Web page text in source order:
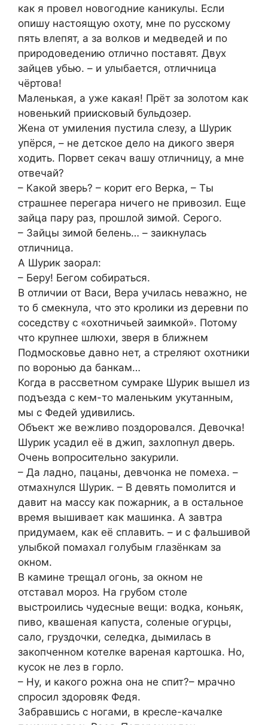
как я провел новогодние каникулы. Если
опишу настоящую охоту, мне по русскому
пять влепят, а за волков и медведей и по
природоведению отлично поставят. Двух
зайцев убью. – и улыбается, отличница
чёртова!
Маленькая, а уже какая! Прёт за золотом как
новенький приисковый бульдозер.
Жена от умиления пустила слезу, а Шурик
упёрся, – не детское дело на дикого зверя
ходить. Порвет секач вашу отличницу, а мне
отвечай?
– Какой зверь? – корит его Верка, – Ты
страшнее перегара ничего не привозил. Еще
зайца пару раз, прошлой зимой. Серого.
– Зайцы зимой белень… – заикнулась
отличница.
А Шурик заорал:
– Беру! Бегом собираться.
В отличии от Васи, Вера училась неважно, не
то б смекнула, что это кролики из деревни по
соседству с «охотничьей заимкой». Потому
что крупнее шлюхи, зверя в ближнем
Подмосковье давно нет, а стреляют охотники
по воронью да банкам…
Когда в рассветном сумраке Шурик вышел из
подъезда с кем-то маленьким укутанным,
мы с Федей удивились.
Объект же вежливо поздоровался. Девочка!
Шурик усадил её в джип, захлопнул дверь.
Очень вопросительно закурили.
– Да ладно, пацаны, девчонка не помеха. –
отмахнулся Шурик. – В девять помолится и
давит на массу как пожарник, а в остальное
время вышивает как машинка. А завтра
придумаем, как её сплавить. – и с фальшивой
улыбкой помахал голубым глазёнкам за
окном.
В камине трещал огонь, за окном не
отставал мороз. На грубом столе
выстроились чудесные вещи: водка, коньяк,
пиво, квашеная капуста, соленые огурцы,
сало, груздочки, селедка, дымилась в
закопченном котелке вареная картошка. Но,
кусок не лез в горло.
– Ну, и какого рожна она не спит?– мрачно
спросил здоровяк Федя.
Забравшись с ногами, в кресле-качалке